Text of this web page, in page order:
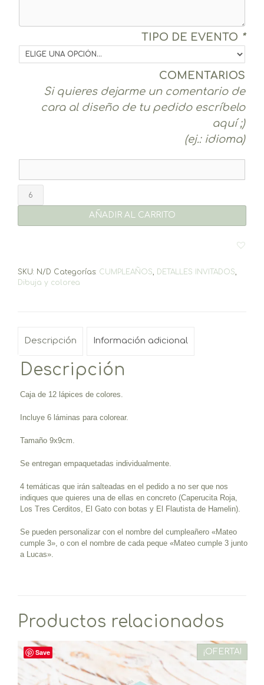
TIPO DE EVENTO *
COMENTARIOS
Si quieres dejarme un comentario de
cara al diseño de tu pedido escríbelo
aquí ;)
(ej.: idioma)
Caja
lápices
Cuentos
AÑADIR AL CARRITO
SKU: N/D Categorías: CUMPLEAÑOS, DETALLES INVITADOS,
Dibuja y colorea
Descripción Información adicional
Descripción
Caja de 12 lápices de colores.
Incluye 6 láminas para colorear.
Tamaño 9x9cm.
Se entregan empaquetadas individualmente.
4 temáticas que irán salteadas en el pedido a no ser que nos
indiques que quieres una de ellas en concreto (Caperucita Roja,
Los Tres Cerditos, El Gato con botas y El Flautista de Hamelin).
Se pueden personalizar con el nombre del cumpleañero «Mateo
cumple 3», o con el nombre de cada peque «Mateo cumple 3 junto
a Lucas».
Productos relacionados
Save ¡OFERTA!